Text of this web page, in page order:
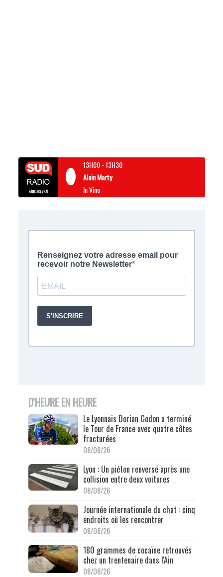
13H00-13H30
Alain Marty
In Vino
D'HEURE EN HEURE
Le Lyonnais Dorian Godon a terminé
le Tour de France avec quatre côtes
fracturées
08/08/26
Lyon : Un piéton renversé après une
collision entre deux voitures
08/08/26
Journée internationale du chat : cinq
endroits où les rencontrer
08/08/26
180 grammes de cocaïne retrouvés
chez un trentenaire dans l'Ain
08/08/26